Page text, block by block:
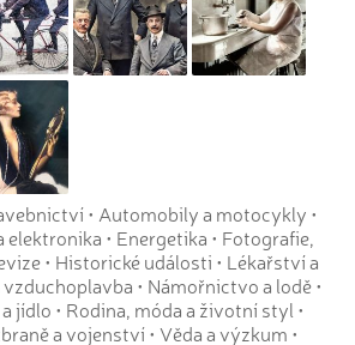
• Automobily a motocykly •
elektronika • Energetika • Fotografie,
• Historické události • Lékařství a
• Námořnictvo a lodě•
jídlo • Rodina, móda a životní styl •
a vojenství• Věda a výzkum •